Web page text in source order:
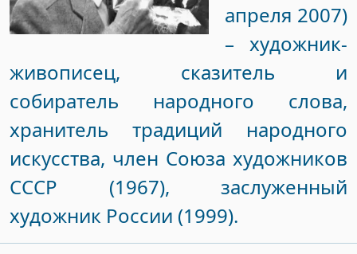
апреля 2007)
– художник-
живописец, сказитель и
собиратель народного слова,
хранитель традиций народного
искусства, член Союза художников
СССР (1967), заслуженный
художник России (1999).